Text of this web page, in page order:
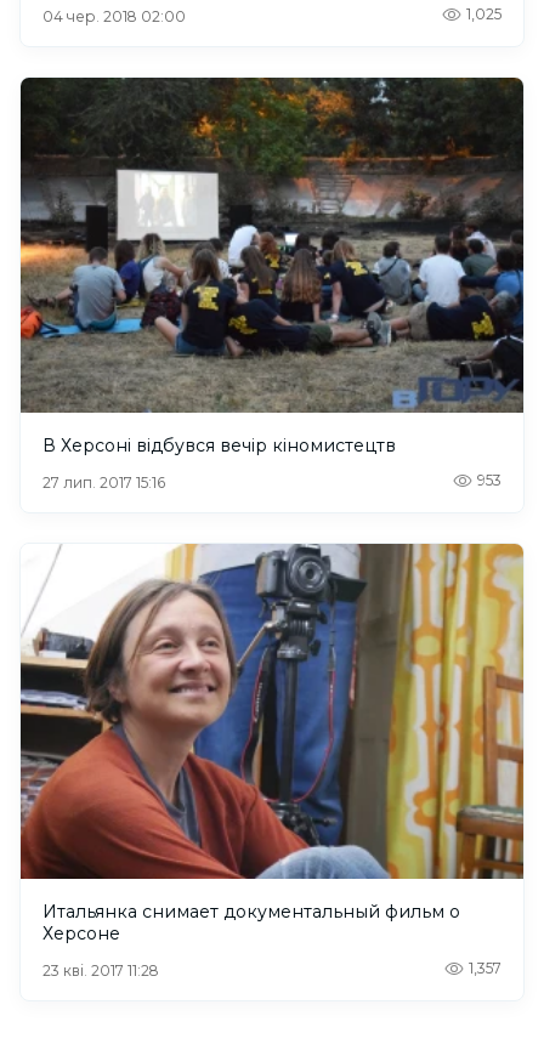
04 чер. 2018 02:00 1,025
В Херсоні відбувся вечір кіномистецтв
27 лип. 2017 15:16 953
Итальянка снимает документальный фильм о
Херсоне
23 кві. 2017 11:28 1,357